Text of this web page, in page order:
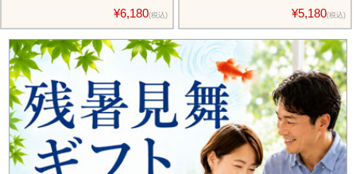
¥6,180(税込) ¥5,180(税込)